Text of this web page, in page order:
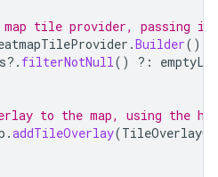
map tile provider, passing
.Builder()
?. filterNotNull() ?:
to the map, using the
.addTileOverlay(